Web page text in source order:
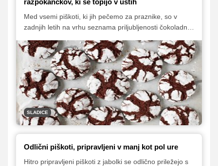
Med vsemi piškoti, ki jih pečemo za praznike, so v
zadnjih letih na vrhu seznama priljubljenosti čokoladni
tudi okusom. Pod krhko in čudovito razpokano površino
se namreč skriva sočna in okusna čokoladna sredica.
Predstavljamo vam nekaj nepogrešljivih nasvetov za
peko popolnih čokoladnih razpokančkov.
SLADICE
Odlični piškoti, pripravljeni v manj kot pol ure
Hitro pripravljeni piškoti z jabolki se odlično priležejo s